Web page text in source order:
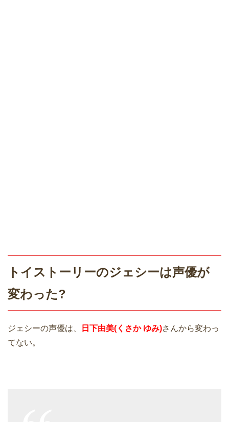
トイストーリーのジェシーは声優が
変わった?
ジェシーの声優は、 日下由美(くさか ゆみ)さんから変わっ
てない。